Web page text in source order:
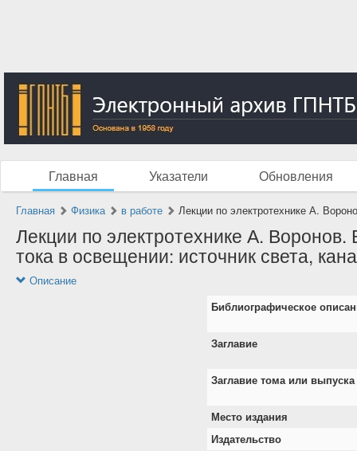
Главная Указатели Обновления
Главная Физика в работе Лекции по электротехнике А.
Лекции по электротехнике А.
тока в освещении: источник света,
Описание
Библиографическое
Заглавие
Заглавие тома или выпуска
Место издания
Издательство